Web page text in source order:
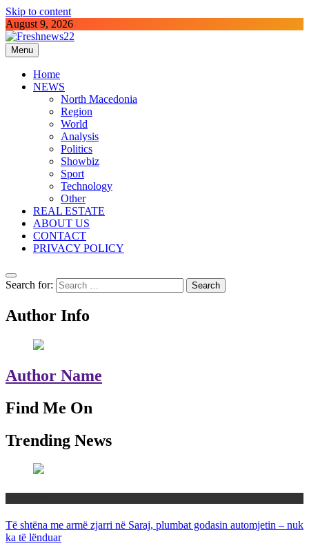
Skip to content
August 9, 2026
Freshnews22
Best News Website in North Macedonia
Menu
Home
NEWS
North Macedonia
Region
World
Analysis
Politics
Showbiz
Sport
Technology
Other
REAL ESTATE
ABOUT US
CONTACT
PRIVACY POLICY
Search for:
Author Info
Author Name
Find Me On
Trending News
Të shtëna me armë zjarri në Saraj, plumbat godasin automjetin – nuk
ka të lënduar